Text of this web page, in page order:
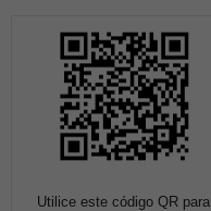
Utilice este código QR para